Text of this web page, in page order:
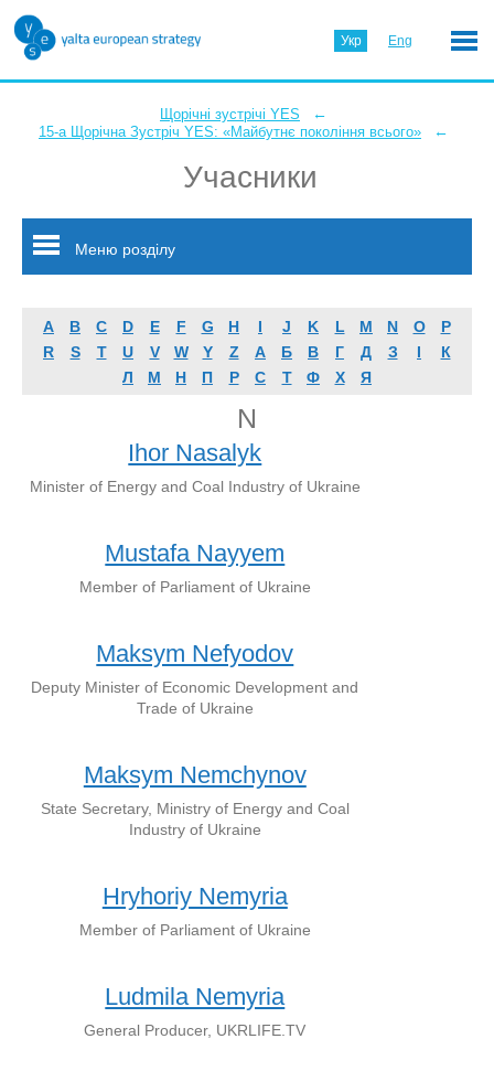
Укр Eng
Щорічні зустрічі YES ←
15-а Щорічна Зустріч YES: «Майбутнє покоління всього» ←
Учасники
Меню розділу
A B C D E F G H I J K L M N O
P
R
S T U V W Y Z А Б В Г Д З І
К
Л
М Н П Р С Т Ф Х Я
N
Ihor Nasalyk
Minister of Energy and Coal Industry of Ukraine
Mustafa Nayyem
Member of Parliament of Ukraine
Maksym Nefyodov
Deputy Minister of Economic Development and
Trade of Ukraine
Maksym Nemchynov
State Secretary, Ministry of Energy and Coal
Industry of Ukraine
Hryhoriy Nemyria
Member of Parliament of Ukraine
Ludmila Nemyria
General Producer, UKRLIFE.TV